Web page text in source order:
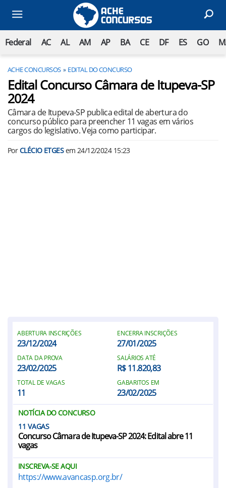
Federal AC AL AM AP BA CE DF ES GO
ACHE CONCURSOS EDITAL DO CONCURSO
Edital Concurso Câmara de Itupeva-SP
2024
Câmara de Itupeva-SP publica edital de abertura do
concurso público para preencher 11 vagas em vários
cargos do legislativo. Veja como participar.
PorCLÉCIO ETGESem 24/12/2024 15:23
ABERTURA INSCRIÇÕES
23/12/2024
ENCERRA INSCRIÇÕES
27/01/2025
DATA DA PROVA
23/02/2025
SALÁRIOS ATÉ
R$ 11.820,83
TOTAL DE VAGAS
11
GABARITOS EM
23/02/2025
NOTÍCIA DO CONCURSO
11
Concurso Câmara de Itupeva-SP 2024: Edital abre 11
vagas
INSCREVA-SE AQUI
https://www.avancasp.org.br/